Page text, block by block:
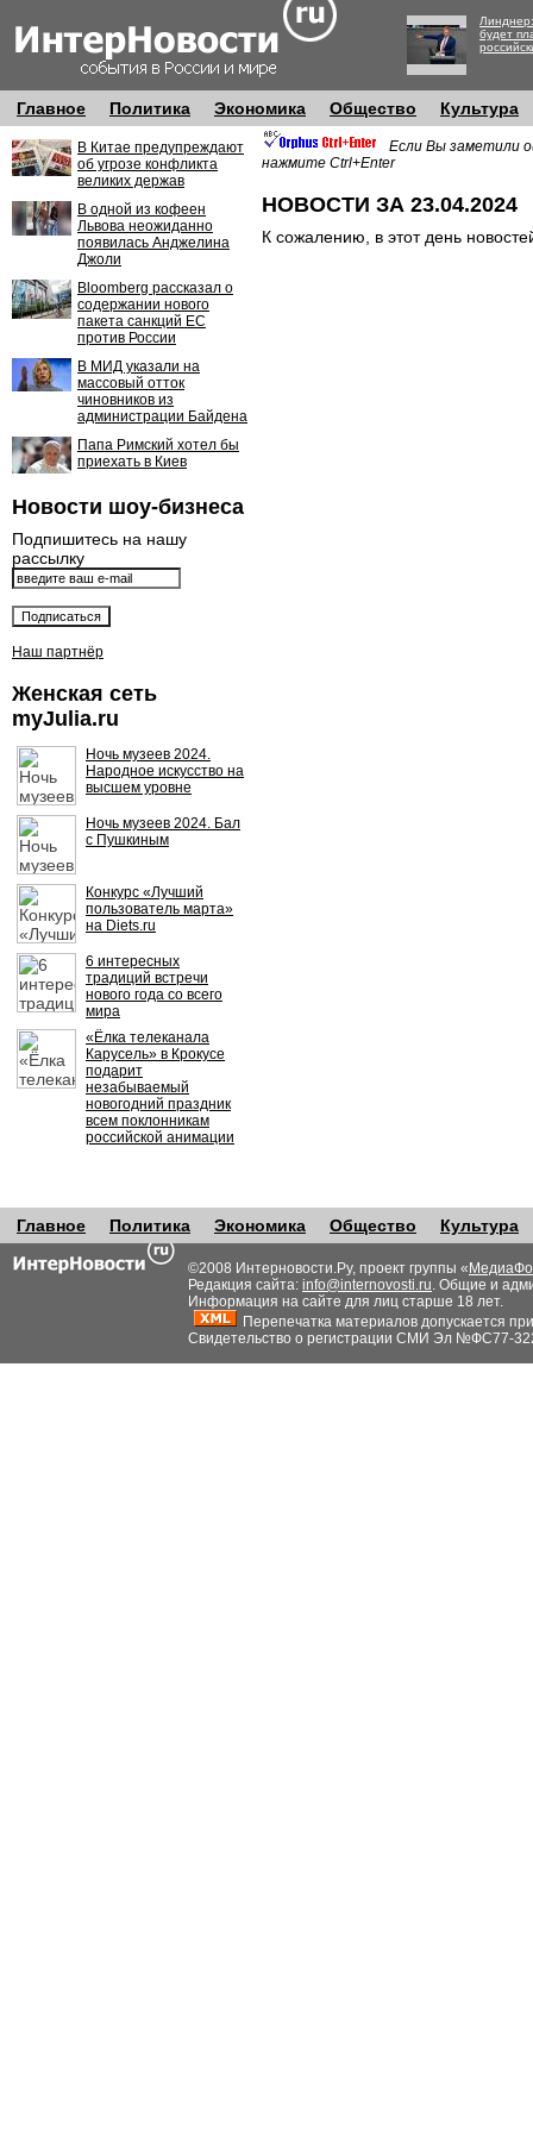
будет
Главное Политика Экономика Общество Культура
В Китае предупреждают
об угрозе конфликта
великих держав
В одной из кофеен
Львова неожиданно
появилась Анджелина
Джоли
Bloomberg рассказал о
содержании нового
пакета санкций ЕС
против России
В МИД указали на
массовый отток
чиновников из
администрации Байдена
Папа Римский хотел бы
приехать в Киев
Новости шоу-бизнеса
Подпишитесь на нашу
рассылку
Наш партнёр
Женская сеть
myJulia.ru
Ночь музеев 2024.
Народное искусство на
высшем уровне
Ночь музеев 2024. Бал
с Пушкиным
Конкурс «Лучший
пользователь марта»
на Diets.ru
6 интересных
традиций встречи
нового года со всего
мира
«Ёлка телеканала
Карусель» в Крокусе
подарит
незабываемый
новогодний праздник
всем поклонникам
российской анимации
Если Вы заметили
нажмите Ctrl+Enter
НОВОСТИ ЗА 23.04.2024
К сожалению, в этот день
Главное Политика Экономика Общество Культура
©2008 Интерновости.Ру, проект группы «
Редакция сайта: info@internovosti.ru. Общие и
Информация на сайте для лиц старше 18 лет.
Перепечатка материалов допускается
Свидетельство о регистрации СМИ Эл №ФС77-